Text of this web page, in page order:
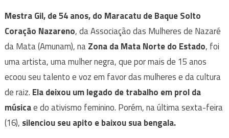
Mestra Gil, de 54 anos, do Maracatu de Baque Solto
Coração Nazareno, da Associação das Mulheres de Nazaré
da Mata (Amunam), naZona da Mata Norte do Estado, foi
uma artista, uma mulher negra, que por mais de 15 anos
ecoou seu talento e voz em favor das mulheres e da cultura
de raiz. Ela deixou um legado de trabalho em prol da
músicae do ativismo feminino. Porém, na última sexta-feira
(16), silenciou seu apito e baixou sua bengala.